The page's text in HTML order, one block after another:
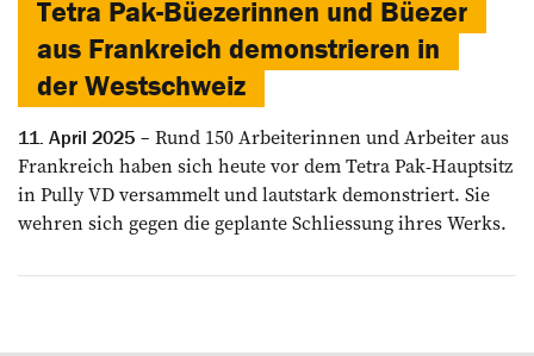
Tetra Pak-Büezerinnen und Büezer
aus Frankreich demonstrieren in
der Westschweiz
11. April 2025
Rund 150 Arbeiterinnen und Arbeiter aus
Frankreich haben sich heute vor dem Tetra Pak-Hauptsitz
in Pully VD versammelt und lautstark demonstriert. Sie
wehren sich gegen die geplante Schliessung ihres Werks.